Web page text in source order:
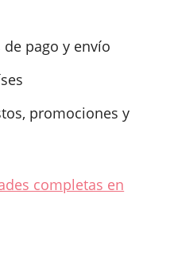
pago y envío
promociones y
completas en